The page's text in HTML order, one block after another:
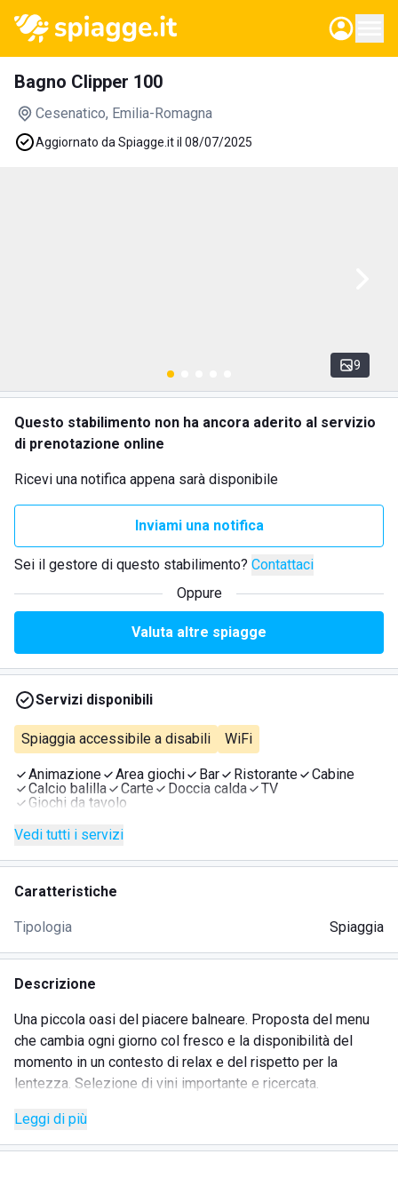
Bagno Clipper 100
Cesenatico, Emilia-Romagna
Aggiornato da Spiagge.it il 08/07/2025
9
Questo stabilimento non ha ancora aderito al servizio
di prenotazione online
Ricevi una notifica appena sarà disponibile
Inviami una notifica
Sei il gestore di questo stabilimento? Contattaci
Oppure
Valuta altre spiagge
Servizi disponibili
Spiaggia accessibile a disabili WiFi
Animazione Area giochi Bar Ristorante
Cabine
Calcio balilla
Carte Doccia calda
TV
Giochi da tavolo
Vedi tutti i servizi
Caratteristiche
Tipologia Spiaggia
Descrizione
Una piccola oasi del piacere balneare. Proposta del menu
che cambia ogni giorno col fresco e la disponibilità del
momento in un contesto di relax e del rispetto per la
lentezza. Selezione di vini importante e ricercata.
SERVIZI
Leggi di più